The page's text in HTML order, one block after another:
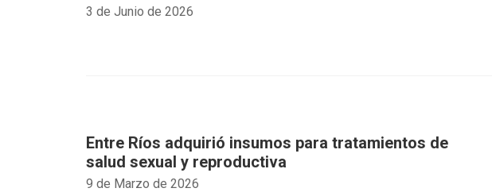
3 de Junio de 2026
9 de Marzo de 2026
Entre Ríos adquirió insumos para tratamientos de
salud sexual y reproductiva